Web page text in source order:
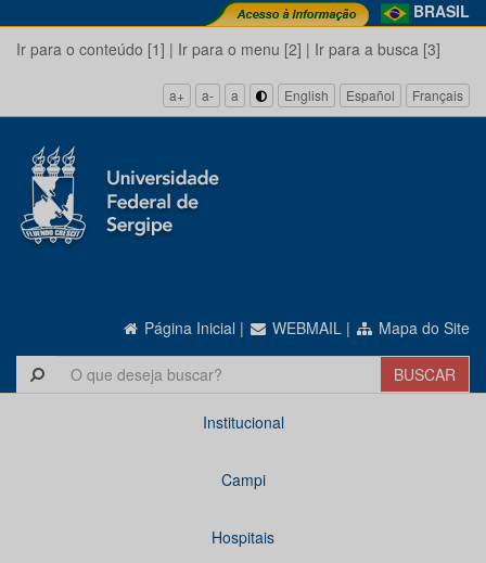
BRASIL
Ir para o conteúdo [1] | Ir para o menu [2] | Ir para a busca [3]
a+ a- a English Español Français
Página Inicial | WEBMAIL | Mapa do Site
Institucional
Campi
Hospitais